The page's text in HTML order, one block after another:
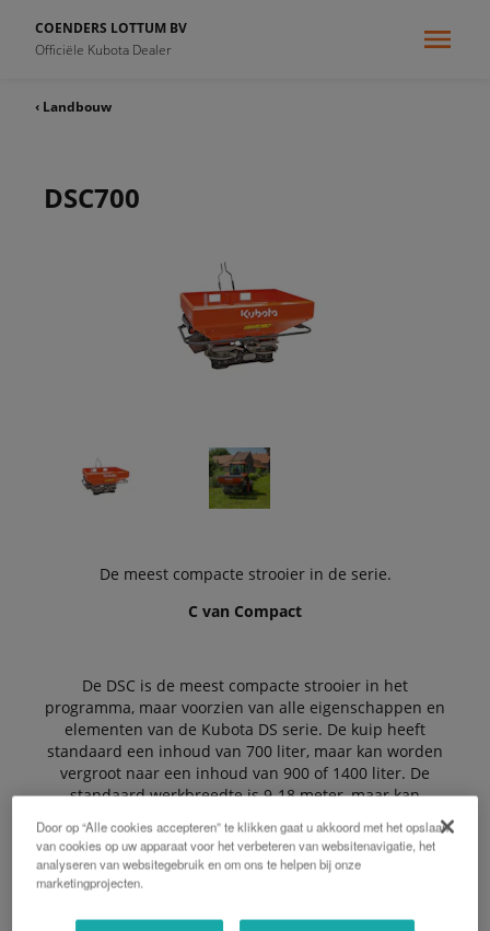
COENDERS LOTTUM BV
Officiële Kubota Dealer
‹ Landbouw
DSC700
De meest compacte strooier in de serie.
C van Compact
De DSC is de meest compacte strooier in het
programma, maar voorzien van alle eigenschappen en
elementen van de Kubota DS serie. De kuip heeft
standaard een inhoud van 700 liter, maar kan worden
vergroot naar een inhoud van 900 of 1400 liter. De
standaard werkbreedte is 9-18 meter, maar kan
optioneel worden vergroot tot 20/21 m.
Door op “Alle cookies accepteren” te klikken gaat u akkoord met het opslaan
van cookies op uw apparaat voor het verbeteren van websitenavigatie, het
analyseren van websitegebruik en om ons te helpen bij onze
marketingprojecten.